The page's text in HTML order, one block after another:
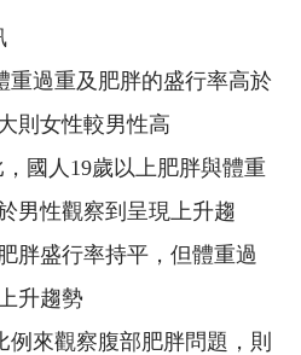
重過重及肥胖的盛行率高於
則女性較男性高
國人 19歲以上肥胖與體重
男性觀察到呈現上升趨
胖盛行率持平，但體重過
升趨勢
例來觀察腹部肥胖問題，則